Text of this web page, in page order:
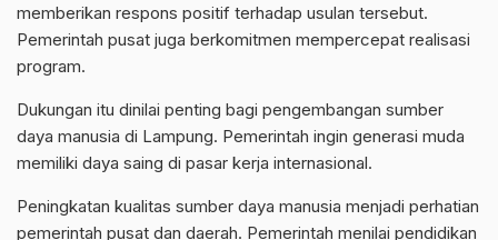
memberikan respons positif terhadap usulan tersebut.
Pemerintah pusat juga berkomitmen mempercepat realisasi
program.
Dukungan itu dinilai penting bagi pengembangan sumber
daya manusia di Lampung. Pemerintah ingin generasi muda
memiliki daya saing di pasar kerja internasional.
Peningkatan kualitas sumber daya manusia menjadi perhatian
pemerintah pusat dan daerah. Pemerintah menilai pendidikan